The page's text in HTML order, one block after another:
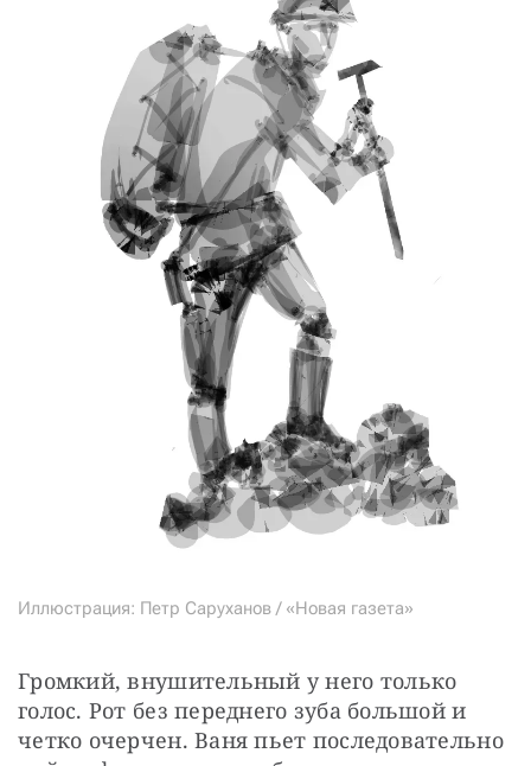
Иллюстрация: Петр Саруханов / «Новая газета»
Громкий, внушительный у него только
голос. Рот без переднего зуба большой и
четко очерчен. Ваня пьет последовательно